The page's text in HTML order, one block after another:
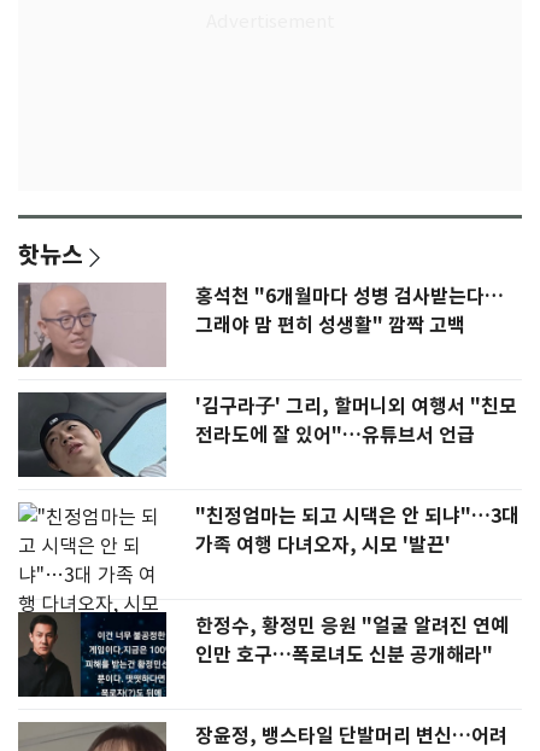
핫뉴스
홍석천 "6개월마다 성병 검사받는다…
그래야 맘 편히 성생활" 깜짝 고백
'김구라子' 그리, 할머니외 여행서 "친모
전라도에 잘 있어"…유튜브서 언급
"친정엄마는 되고 시댁은 안 되냐"…3대
가족 여행 다녀오자, 시모 '발끈'
한정수, 황정민 응원 "얼굴 알려진 연예
인만 호구…폭로녀도 신분 공개해라"
장윤정, 뱅스타일 단발머리 변신…어려